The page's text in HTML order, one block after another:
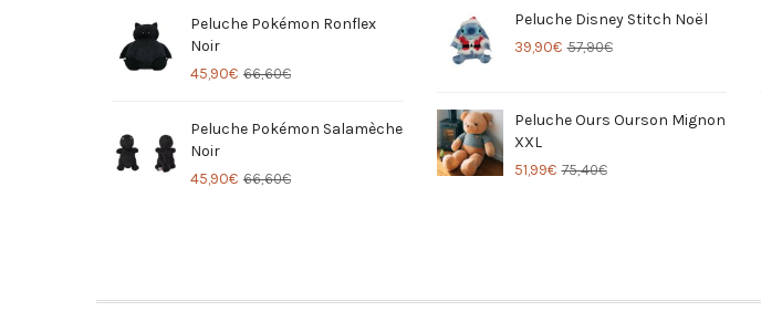
Peluche Pokémon Ronflex
Noir
66,60€
45,90€
Peluche Pokémon Salamèche
Noir
66,60€
45,90€
Peluche Disney Stitch Noël
57,90€
39,90€
Peluche Ours Ourson Mignon
XXL
75,40€
51,99€